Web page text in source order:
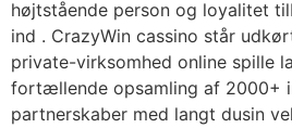
højtstående person og loyalitet
ind . CrazyWin cassino står
private-virksomhed online spille
fortællende opsamling af 2000+
partnerskaber med langt dusin